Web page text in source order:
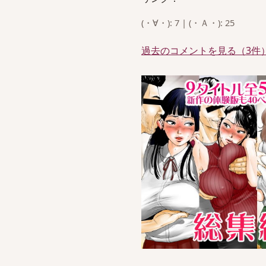
(・∀・): 7 | (・Ａ・): 25
過去のコメントを見る（3件